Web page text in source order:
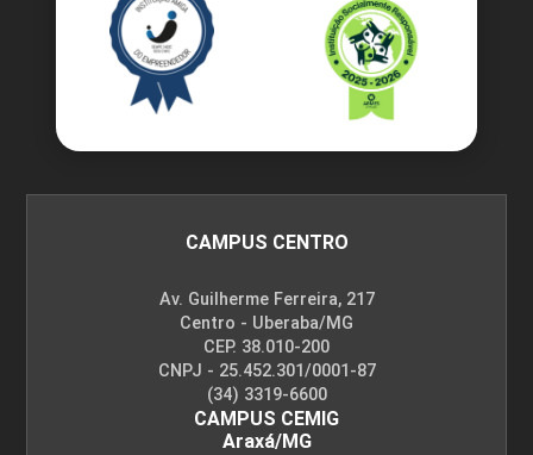
CAMPUS CENTRO
Av. Guilherme Ferreira, 217
Centro - Uberaba/MG
CEP. 38.010-200
CNPJ - 25.452.301/0001-87
(34) 3319-6600
CAMPUS CEMIG
Araxá/MG